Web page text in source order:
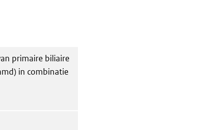
primaire biliaire
in combinatie